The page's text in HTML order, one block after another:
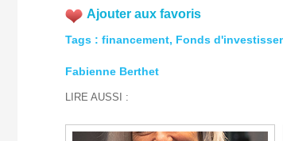
Ajouter aux favoris
Tags: financement, Fonds
Fabienne Berthet
LIRE AUSSI :